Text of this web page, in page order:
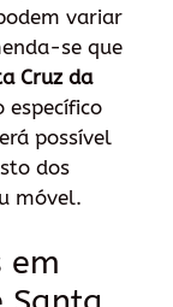
variar
se que
Cruz da
possível
dos
móvel.
em